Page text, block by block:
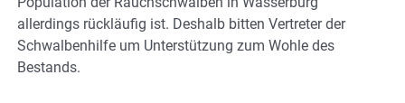
allerdings rückläufig ist. Deshalb bitten Vertreter der
Schwalbenhilfe um Unterstützung zum Wohle des
Bestands.